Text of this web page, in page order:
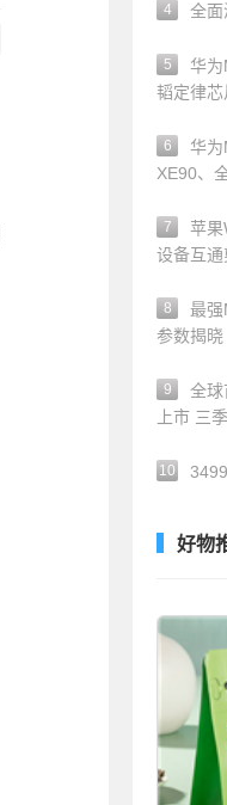
4 全面
5
华为
韬定律芯
6
华
XE90、
7
苹果
设备互通
8
最
参数揭晓
9
全球
上市 三
10
好物